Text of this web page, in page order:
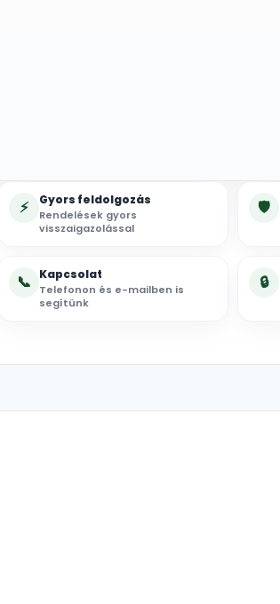
⚡ Gyors feldolgozás
Rendelések gyors
visszaigazolással
🛡
📞 Kapcsolat
Telefonon és e-mailben is
segítünk
🔒